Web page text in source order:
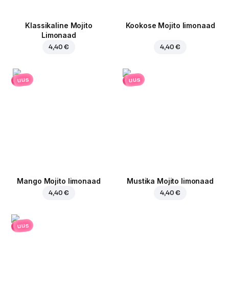
Klassikaline Mojito
Limonaad
4,40 €
Kookose Mojito limonaad
4,40 €
uus
Mango Mojito limonaad
4,40 €
uus
Mustika Mojito limonaad
4,40 €
uus